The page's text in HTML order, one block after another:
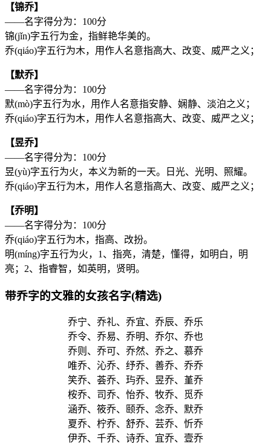
【锦乔】
——名字得分为：100分
锦(jǐn)字五行为金，指鲜艳华美的。
乔(qiáo)字五行为木，用作人名意指高大、改变、威严之义；
【默乔】
——名字得分为：100分
默(mò)字五行为水，用作人名意指安静、娴静、淡泊之义；
乔(qiáo)字五行为木，用作人名意指高大、改变、威严之义；
【昱乔】
——名字得分为：100分
昱(yù)字五行为火，本义为新的一天。日光、光明、照耀。
乔(qiáo)字五行为木，用作人名意指高大、改变、威严之义；
【乔明】
——名字得分为：100分
乔(qiáo)字五行为木，指高、改扮。
明(míng)字五行为火，1、指亮，清楚，懂得，如明白，明
亮；2、指睿智，如英明，贤明。
带乔字的文雅的女孩名字(精选)
乔宁、乔礼、乔宜、乔辰、乔乐
乔令、乔易、乔明、乔尔、乔也
乔则、乔可、乔然、乔之、慕乔
唯乔、沁乔、纾乔、善乔、乔乔
笑乔、荟乔、玙乔、昱乔、堇乔
桉乔、司乔、怡乔、牧乔、觅乔
涵乔、筱乔、颐乔、念乔、默乔
夏乔、柠乔、舒乔、芸乔、忻乔
伊乔、千乔、诗乔、宜乔、壹乔